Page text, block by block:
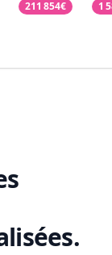
211 854€ 1